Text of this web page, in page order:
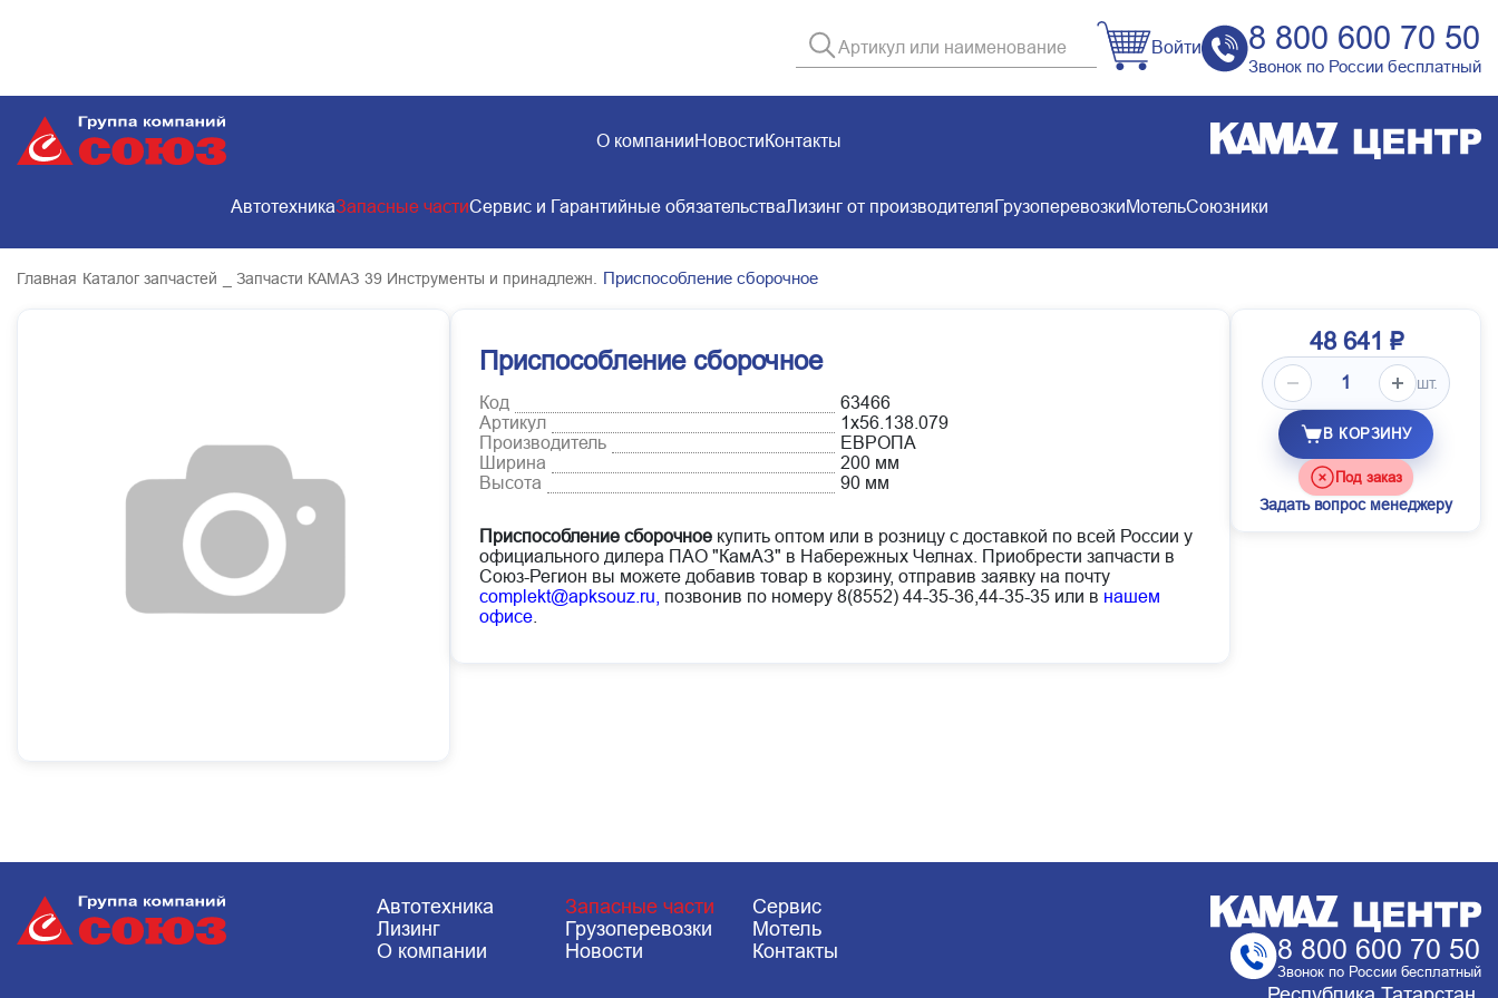
Войти 8 800 600 70 50
Звонок по России бесплатный
О компанииНовостиКонтакты
АвтотехникаЗапасные частиСервис и Гарантийные обязательстваЛизинг от производителяГрузоперевозкиМотельСоюзники
Главная Каталог запчастей _ Запчасти КАМАЗ 39 Инструменты и принадлежн. Приспособление сборочное
Приспособление сборочное
Код
63466
Артикул
1х56.138.079
Производитель
ЕВРОПА
Ширина
200 мм
Высота
90 мм
Приспособление сборочное купить оптом или в розницу с доставкой по всей России у
официального дилера ПАО "КамАЗ" в Набережных Челнах. Приобрести запчасти в
Союз-Регион вы можете добавив товар в корзину, отправив заявку на почту
complekt@apksouz.ru, позвонив по номеру 8(8552) 44-35-36,44-35-35 или в нашем
офисе
48 641 ₽
шт.
В КОРЗИНУ
Под заказ
Задать вопрос менеджеру
Автотехника Запасные части
Сервис
Лизинг
Грузоперевозки
Мотель
О компании
Новости Контакты 8 800 600 70 50
Звонок по России бесплатный